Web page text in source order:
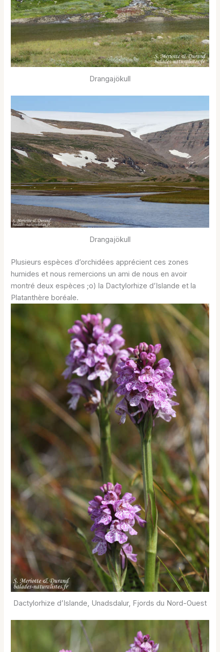
Drangajökull
Drangajökull
Plusieurs espèces d’orchidées apprécient ces zones
humides et nous remercions un ami de nous en avoir
montré deux espèces ;o) la Dactylorhize d’Islande et la
Platanthère boréale.
Dactylorhize d’Islande, Unadsdalur, Fjords du Nord-Ouest